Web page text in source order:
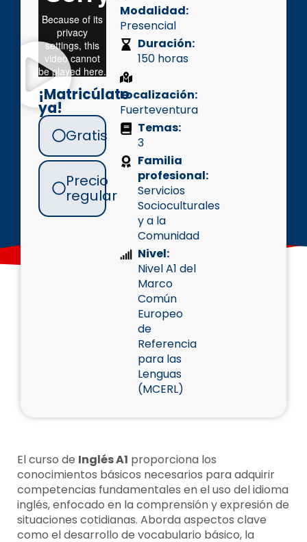
¡Matricúlate
ya!
Gratis
Precio
regular
Modalidad:
Presencial
Duración:
150 horas
Localización:
Fuerteventura
Temas:
3
Familia
profesional:
Servicios
Socioculturales
y a la
Comunidad
Nivel:
Nivel A1 del
Marco
Común
Europeo
de
Referencia
para las
Lenguas
(MCERL)
El curso de Inglés A1 proporciona los
conocimientos básicos necesarios para adquirir
competencias fundamentales en el uso del idioma
inglés, enfocado en la comprensión y expresión de
situaciones cotidianas. Aborda aspectos clave
como el desarrollo de vocabulario básico, la